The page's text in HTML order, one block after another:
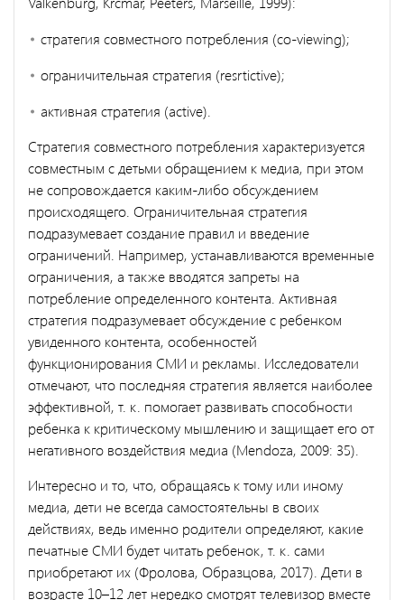
стратегия совместного потребления (co-viewing);
ограничительная стратегия (resrtictive);
активная стратегия (active).
Стратегия совместного потребления характеризуется
совместным с детьми обращением к медиа, при этом
не сопровождается каким-либо обсуждением
происходящего. Ограничительная стратегия
подразумевает создание правил и введение
ограничений. Например, устанавливаются временные
ограничения, а также вводятся запреты на
потребление определенного контента. Активная
стратегия подразумевает обсуждение с ребенком
увиденного контента, особенностей
функционирования СМИ и рекламы. Исследователи
отмечают, что последняя стратегия является наиболее
эффективной, т. к. помогает развивать способности
ребенка к критическому мышлению и защищает его от
негативного воздействия медиа (Mendoza, 2009: 35).
Интересно и то, что, обращаясь к тому или иному
медиа, дети не всегда самостоятельны в своих
действиях, ведь именно родители определяют, какие
печатные СМИ будет читать ребенок, т. к. сами
приобретают их (Фролова, Образцова, 2017). Дети в
возрасте 10–12 лет нередко смотрят телевизор вместе